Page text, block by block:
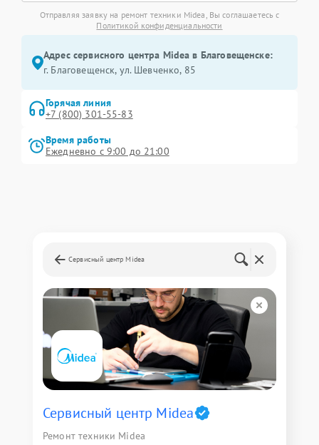
Отправляя заявку на ремонт техники Midea, Вы соглашаетесь с
Политикой конфиденциальности
Адрес сервисного центра Midea в Благовещенске:
г. Благовещенск, ул. Шевченко, 85
Горячая линия
+7 (800) 301-55-83
Время работы
Ежедневно с 9:00 до 21:00
Сервисный центр Midea
Сервисный центр Midea
Ремонт техники Midea